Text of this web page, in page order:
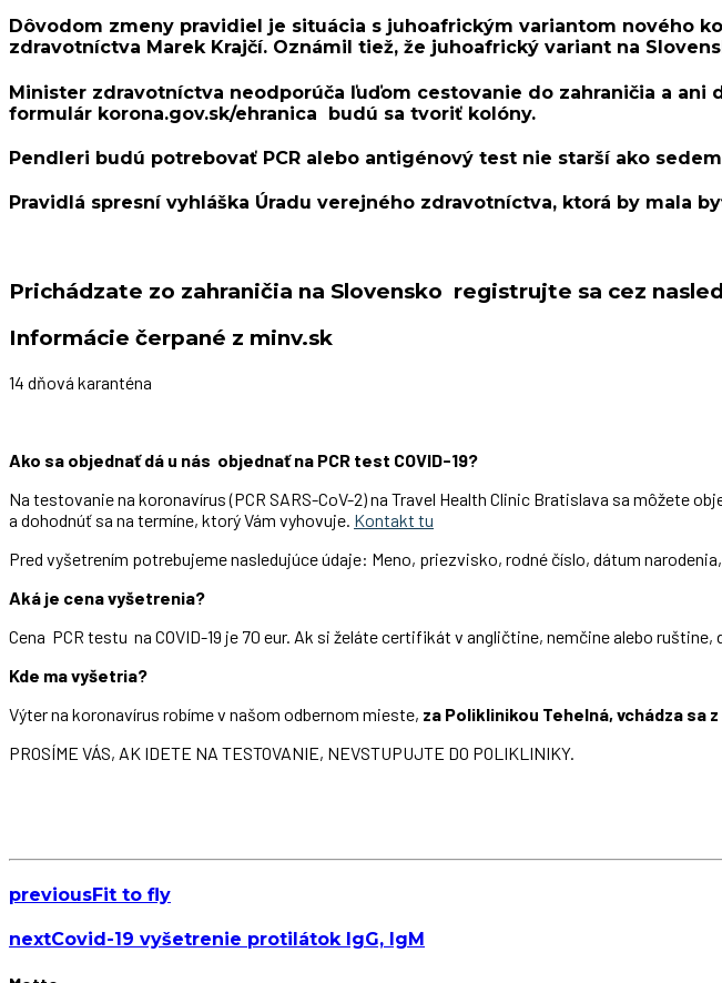
Dôvodom zmeny pravidiel je situácia s juhoafrickým variantom nového
zdravotníctva Marek Krajčí. Oznámil tiež, že juhoafrický variant na
Minister zdravotníctva neodporúča ľuďom cestovanie do zahraničia a ani
formulár korona.gov.sk/ehranica budú sa tvoriť kolóny.
Pendleri budú potrebovať PCR alebo antigénový test nie starší ako
Pravidlá spresní vyhláška Úradu verejného zdravotníctva, ktorá by mala
Prichádzate zo zahraničia na Slovensko registrujte sa cez
Informácie čerpané z minv.sk
14 dňová karanténa
Ako sa objednať dá u nás objednať na PCR test COVID-19?
Na testovanie na koronavírus (PCR SARS-CoV-2) na Travel Health Clinic Bratislava sa môžete
a dohodnúť sa na termíne, ktorý Vám vyhovuje. Kontakt tu
Pred vyšetrením potrebujeme nasledujúce údaje: Meno, priezvisko, rodné číslo, dátum
Aká je cena vyšetrenia?
Cena PCR testu na COVID-19 je 70 eur. Ak si želáte certifikát v angličtine, nemčine alebo ruštine,
Kde ma vyšetria?
Výter na koronavírus robíme v našom odbernom mieste, za Poliklinikou Tehelná, vchádza sa
PROSÍME VÁS, AK IDETE NA TESTOVANIE, NEVSTUPUJTE DO POLIKLINIKY.
previousFit to fly
nextCovid-19 vyšetrenie protilátok IgG, IgM